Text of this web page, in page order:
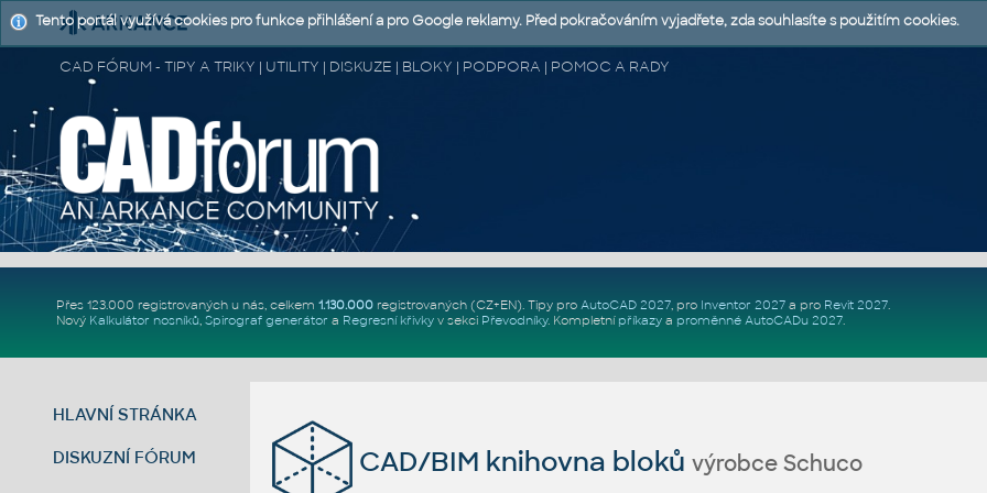
CAD FÓRUM - TIPY A TRIKY | UTILITY | DISKUZE | BLOKY | PODPORA | POMOC A RADY
Přes 123.000 registrovaných u nás, celkem 1.130.000registrovaných (CZ+EN). Tipy pro AutoCAD 2027, pro Inventor 2027a pro Revit 2027.
Nový Kalkulátor nosníků, Spirograf generátor a Regresní křivkyv sekci Převodníky. Kompletní příkazya proměnné AutoCADu 2027.
HLAVNÍ STRÁNKA
DISKUZNÍ FÓRUM CAD/BIM knihovna blokůvýrobce Schuco
Tento portál využívá cookies pro funkce přihlášení a pro Google reklamy. Před pokračováním vyjadřete, zda souhlasíte s použitím cookies.